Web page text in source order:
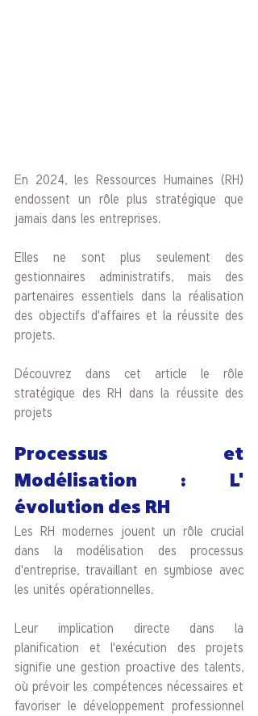
En 2024, les Ressources Humaines (RH)
endossent un rôle plus stratégique que
jamais dans les entreprises.
Elles ne sont plus seulement des
gestionnaires administratifs, mais des
partenaires essentiels dans la réalisation
des objectifs d'affaires et la réussite des
projets.
Découvrez dans cet article le rôle
stratégique des RH dans la réussite des
projets
Processus et
Modélisation : L'
évolution des RH
Les RH modernes jouent un rôle crucial
dans la modélisation des processus
d'entreprise, travaillant en symbiose avec
les unités opérationnelles.
Leur implication directe dans la
planification et l'exécution des projets
signifie une gestion proactive des talents,
où prévoir les compétences nécessaires et
favoriser le développement professionnel